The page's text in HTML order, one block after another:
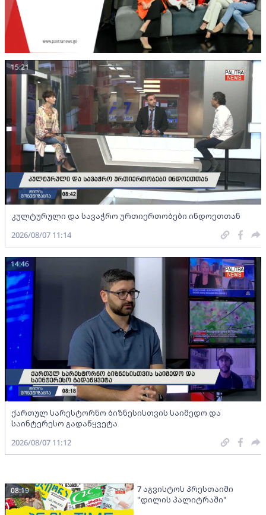
კულტურული და სავაჭრო ურთიერთობები ინდოეთთან
15:21
2026/08/07 11:14
ქართულ სარესტორნო ბიზნესისთვის საიმედო და
საინტერესო გადაწყვეტა
14:46
2026/08/07 11:12
7 აგვისტოს პრესთაიმი
"დილის პალიტრაში"
08:19